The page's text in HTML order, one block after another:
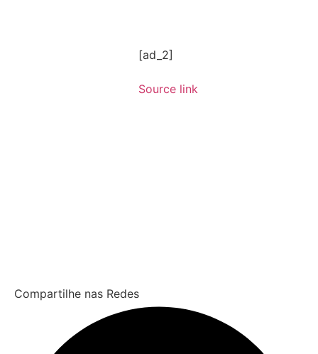
[ad_2]
Source link
Compartilhe nas Redes